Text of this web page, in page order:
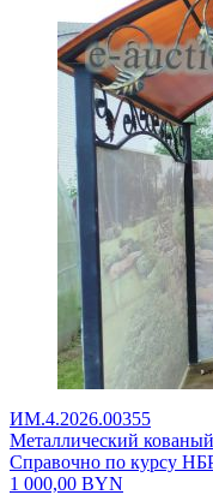
ИМ.4.2026.00355
Металлический
Справочно по курсу
1 000,00 BYN